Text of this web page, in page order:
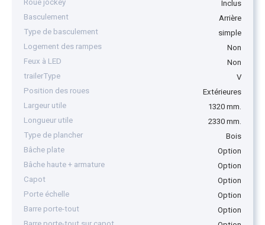
Roue jockey
Inclus
Basculement
Arrière
Type de basculement
simple
Logement des rampes
Non
Feux à LED
Non
trailerType
V
Position des roues
Extérieures
Largeur utile
1320 mm.
Longueur utile
2330 mm.
Type de plancher
Bois
Bâche plate
Option
Bâche haute + armature
Option
Capot
Option
Porte échelle
Option
Barre porte-tout
Option